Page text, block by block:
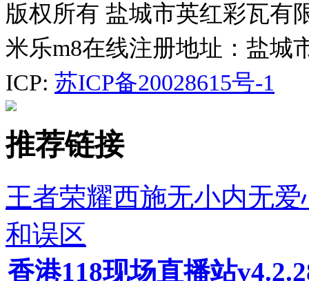
版权所有 盐城市英红彩瓦有
米乐m8在线注册地址：盐城
ICP: 苏ICP备20028615号-1
推荐链接
王者荣耀西施无小内无
和误区
香港118现场直播站